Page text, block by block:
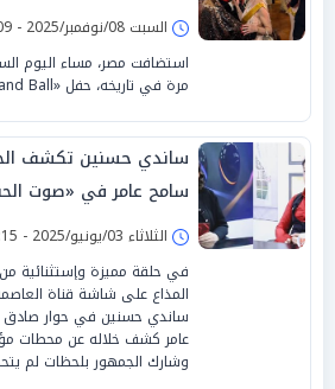
السبت 08/نوفمبر/2025 - 11:09 م
مرة في تاريخه، حفل «The Grand Ball الملكي الفاخر».
ساندي حسنين تكشف
سامح عامر في «صوت
الثلاثاء 03/يونيو/2025 - 03:15 م
في حلقة مميزة وإستثنائية
المذاع على شاشة قناة
ساندي حسنين في حوار صادق
عامر كشف خلاله عن محطات
وشارك الجمهور بلحظات لم